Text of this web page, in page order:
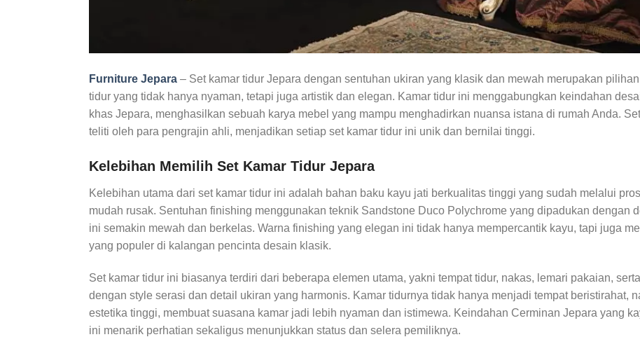
Furniture Jepara – Set kamar tidur Jepara dengan sentuhan ukiran yang klasik dan mewah merupakan
tidur yang tidak hanya nyaman, tetapi juga artistik dan elegan. Kamar tidur ini menggabungkan keindahan
khas Jepara, menghasilkan sebuah karya mebel yang mampu menghadirkan nuansa istana di rumah Anda.
teliti oleh para pengrajin ahli, menjadikan setiap set kamar tidur ini unik dan bernilai tinggi.
Kelebihan Memilih Set Kamar Tidur Jepara
Kelebihan utama dari set kamar tidur ini adalah bahan baku kayu jati berkualitas tinggi yang sudah melalui
mudah rusak. Sentuhan finishing menggunakan teknik Sandstone Duco Polychrome yang dipadukan dengan
ini semakin mewah dan berkelas. Warna finishing yang elegan ini tidak hanya mempercantik kayu, tapi juga
yang populer di kalangan pencinta desain klasik.
Set kamar tidur ini biasanya terdiri dari beberapa elemen utama, yakni tempat tidur, nakas, lemari pakaian,
dengan style serasi dan detail ukiran yang harmonis. Kamar tidurnya tidak hanya menjadi tempat beristirahat,
estetika tinggi, membuat suasana kamar jadi lebih nyaman dan istimewa. Keindahan Cerminan Jepara yang
ini menarik perhatian sekaligus menunjukkan status dan selera pemiliknya.